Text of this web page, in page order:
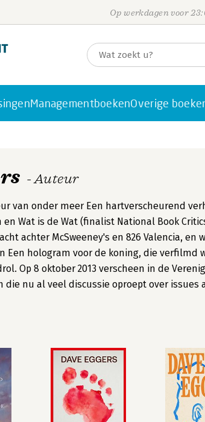
Op werkdagen voor
ManagementboekenOverige
- Auteur
van onder meer Een hartverscheurend
Wat is de Wat (finalist National Book
achter McSweeney's en 826 Valencia, en
Een hologram voor de koning, die verfilmd
Op 8 oktober 2013 verscheen in de
die nu al veel discussie oproept over